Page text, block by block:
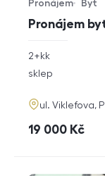
Pronájem
Typ nabídky
Pronájem
Typ nemovitosti
Byt
rozměry
2+kk
funkce
sklep
adresa
ul. Viklefova,
cena
19 000 Kč